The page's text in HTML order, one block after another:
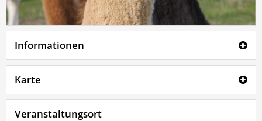
Informationen
Karte
Veranstaltungsort